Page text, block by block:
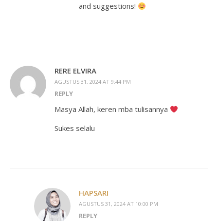
and suggestions!
RERE ELVIRA
AGUSTUS 31, 2024 AT 9:44 PM
REPLY
Masya Allah, keren mba tulisannya
Sukes selalu
HAPSARI
AGUSTUS 31, 2024 AT 10:00 PM
REPLY